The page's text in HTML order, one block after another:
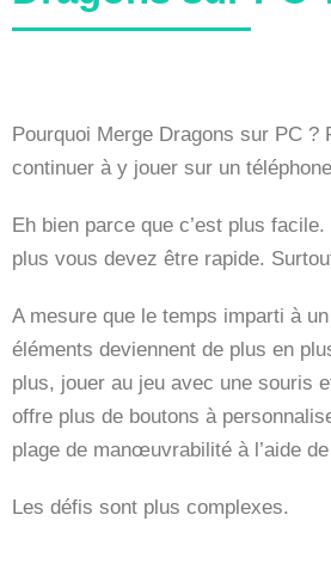
Pourquoi Merge Dragons sur PC ?
continuer à y jouer sur un
Eh bien parce que c’est plus
plus vous devez être rapide.
A mesure que le temps imparti à
éléments deviennent de plus en
plus, jouer au jeu avec une souris
offre plus de boutons à
plage de manœuvrabilité à l’aide
Les défis sont plus complexes.